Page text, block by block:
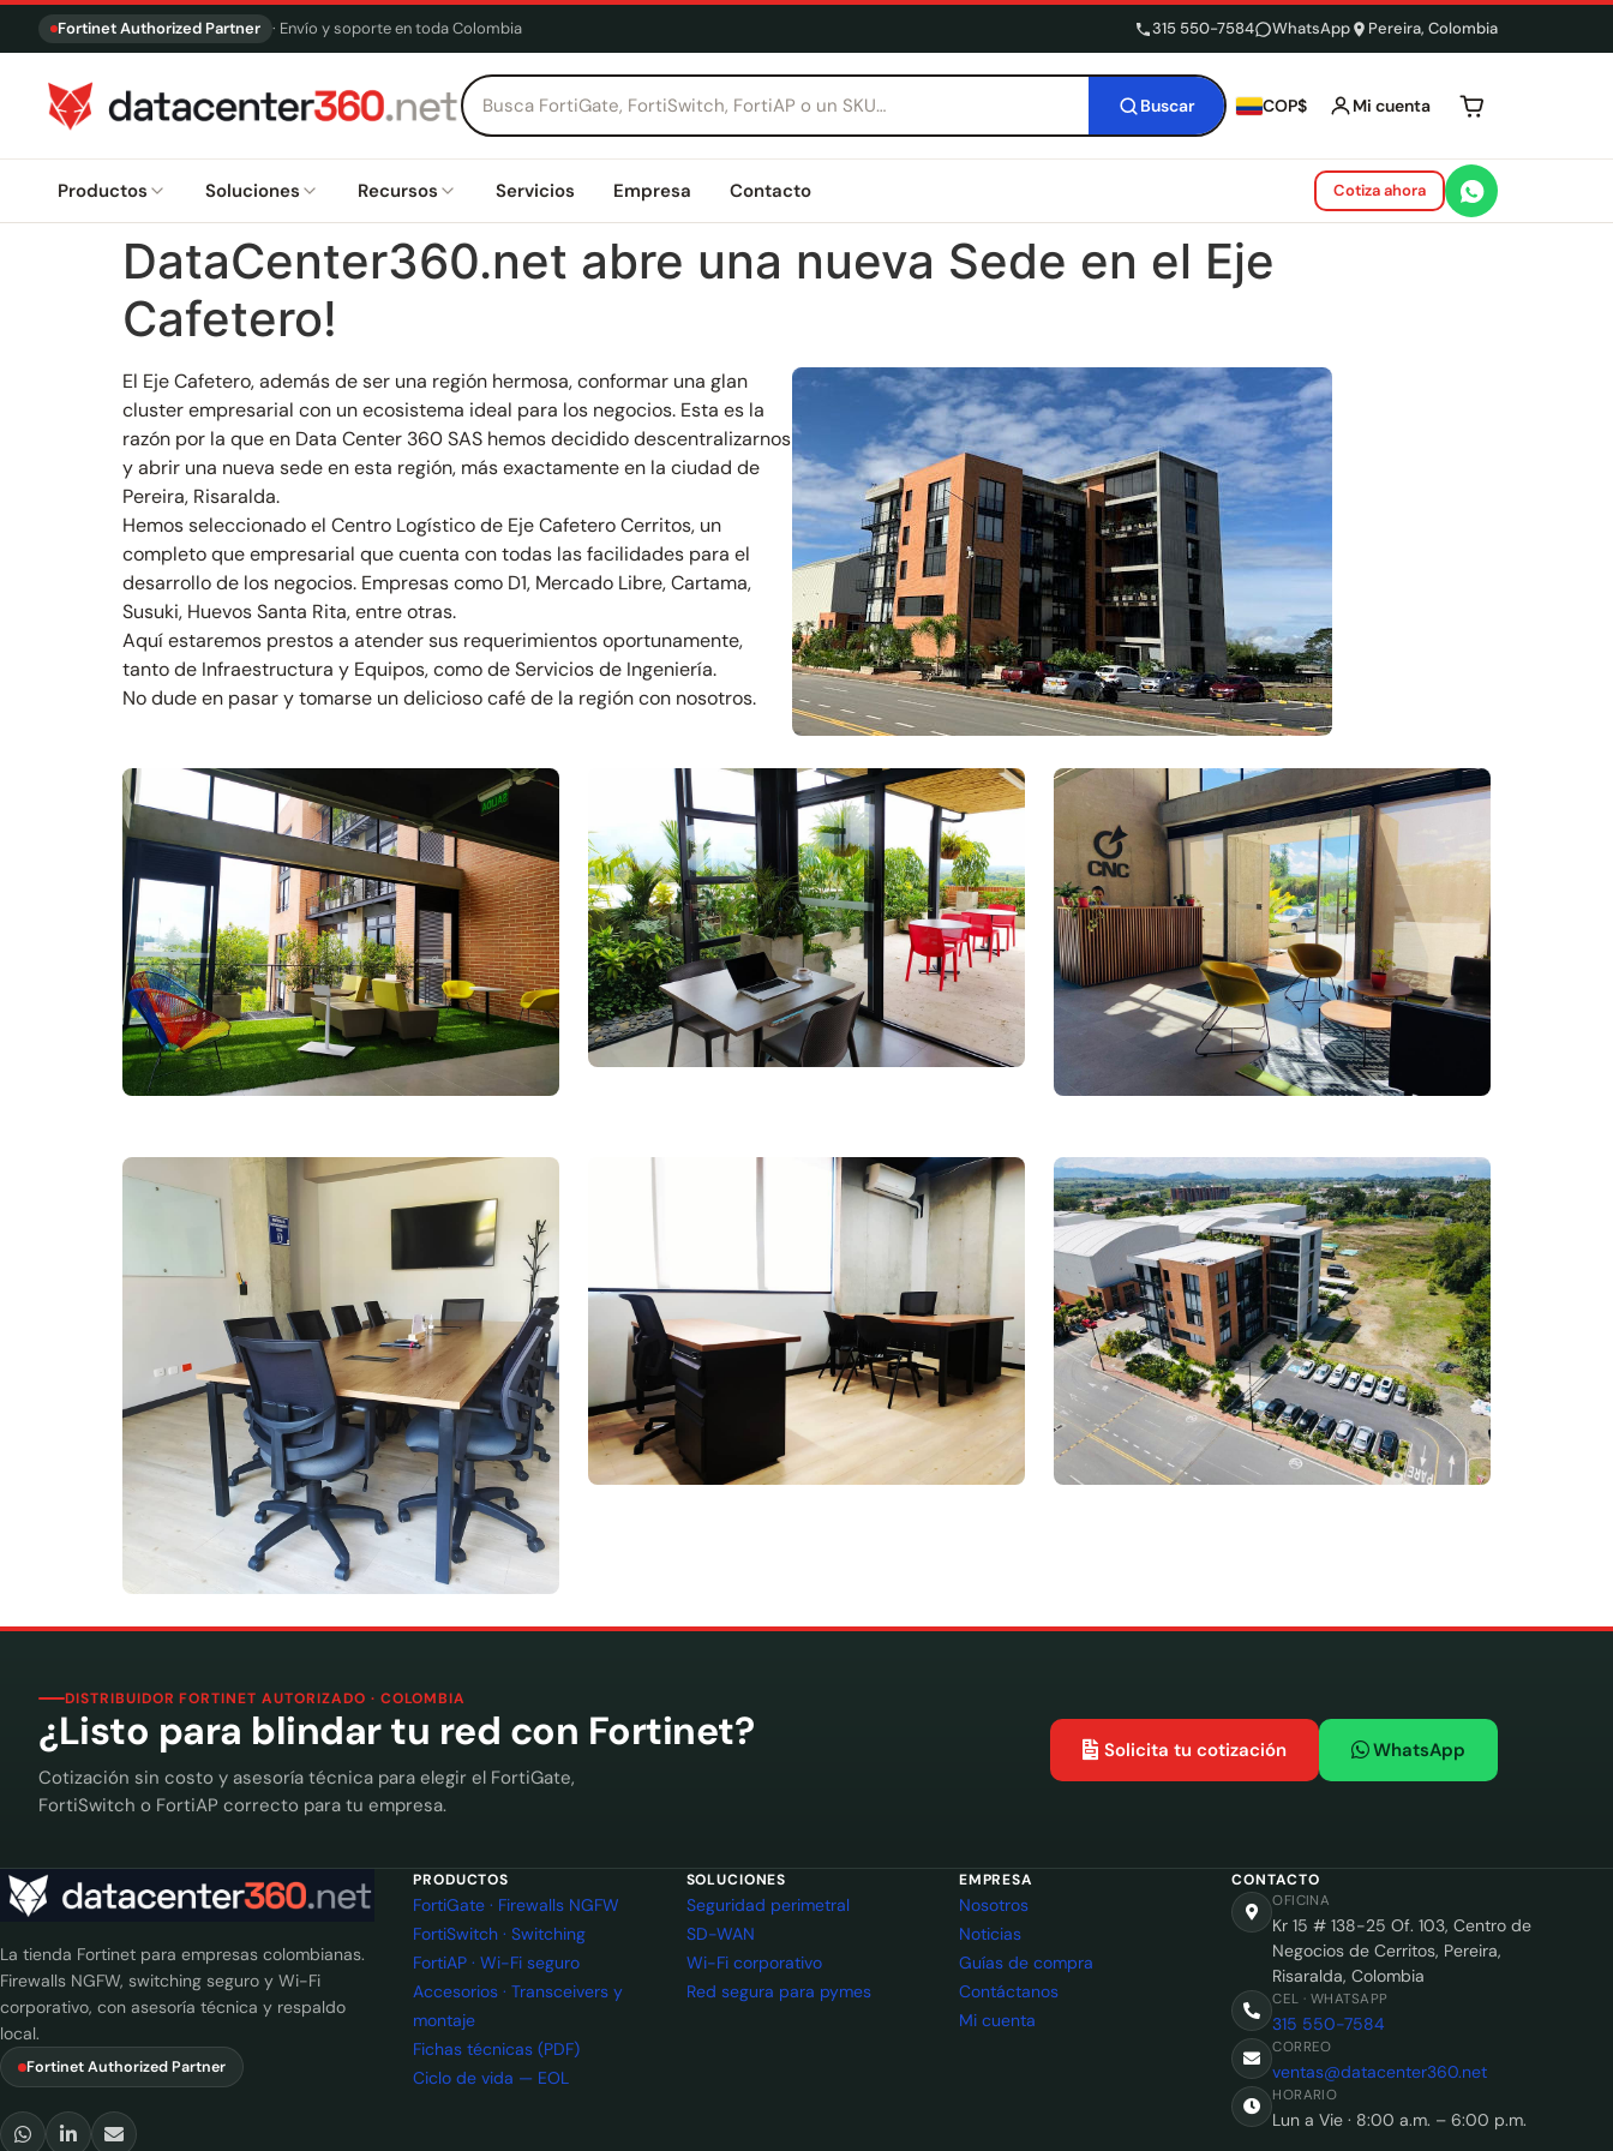
Fortinet Authorized Partner · Envío y soporte en toda Colombia 315 550-7584 WhatsApp Pereira, Colombia
Buscar COP$ Mi cuenta Tu carrito está
Productos Soluciones Recursos Servicios Empresa Contacto Cotiza ahora
DataCenter360.net abre una nueva Sede en el Eje
Cafetero!
El Eje Cafetero, además de ser una región hermosa, conformar una glan
cluster empresarial con un ecosistema ideal para los negocios. Esta es la
razón por la que en Data Center 360 SAS hemos decidido descentralizarnos
y abrir una nueva sede en esta región, más exactamente en la ciudad de
Pereira, Risaralda.
Hemos seleccionado el Centro Logístico de Eje Cafetero Cerritos, un
completo que empresarial que cuenta con todas las facilidades para el
desarrollo de los negocios. Empresas como D1, Mercado Libre, Cartama,
Susuki, Huevos Santa Rita, entre otras.
Aquí estaremos prestos a atender sus requerimientos oportunamente,
tanto de Infraestructura y Equipos, como de Servicios de Ingeniería.
No dude en pasar y tomarse un delicioso café de la región con nosotros.
DISTRIBUIDOR FORTINET AUTORIZADO · COLOMBIA
¿Listo para blindar tu red con Fortinet?
Cotización sin costo y asesoría técnica para elegir el FortiGate,
FortiSwitch o FortiAP correcto para tu empresa.
Solicita tu cotización WhatsApp
La tienda Fortinet para empresas colombianas.
Firewalls NGFW, switching seguro y Wi-Fi
corporativo, con asesoría técnica y respaldo
local.
Fortinet Authorized Partner
PRODUCTOS
FortiGate · Firewalls NGFW
FortiSwitch · Switching
FortiAP · Wi-Fi seguro
Accesorios · Transceivers y
montaje
Fichas técnicas (PDF)
Ciclo de vida — EOL
SOLUCIONES
Seguridad perimetral
SD-WAN
Wi-Fi corporativo
Red segura para pymes
EMPRESA
Nosotros
Noticias
Guías de compra
Contáctanos
Mi cuenta
CONTACTO
OFICINA
Kr 15 # 138-25 Of. 103, Centro de
Negocios de Cerritos, Pereira,
Risaralda, Colombia
CEL · WHATSAPP
315 550-7584
CORREO
ventas@datacenter360.net
HORARIO
Lun a Vie · 8:00 a.m. – 6:00 p.m.